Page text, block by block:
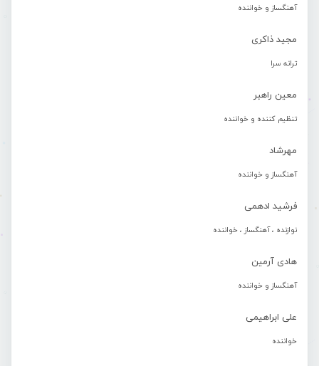
آهنگساز و خواننده
مجید ذاکری
ترانه سرا
معین راهبر
تنظیم کننده و خواننده
مهرشاد
آهنگساز و خواننده
فرشید ادهمی
نوازنده ، آهنگساز ، خواننده
هادی آرمین
آهنگساز و خواننده
علی ابراهیمی
خواننده